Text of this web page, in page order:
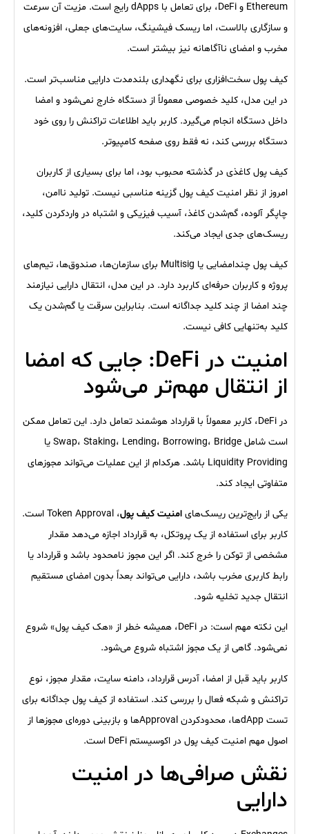
Ethereum و DeFi، برای تعامل با dApps رایج است. مزیت آن سرعت
و سازگاری بالاست، اما ریسک فیشینگ، سایت‌های جعلی، افزونه‌های
مخرب و امضای ناآگاهانه نیز بیشتر است.
کیف پول سخت‌افزاری برای نگهداری بلندمدت دارایی مناسب‌تر است.
در این مدل، کلید خصوصی معمولاً از دستگاه خارج نمی‌شود و امضا
داخل دستگاه انجام می‌گیرد. کاربر باید اطلاعات تراکنش را روی خود
دستگاه بررسی کند، نه فقط روی صفحه کامپیوتر.
کیف پول کاغذی در گذشته محبوب بود، اما برای بسیاری از کاربران
امروز از نظر امنیت کیف پول گزینه مناسبی نیست. تولید ناامن،
چاپگر آلوده، گم‌شدن کاغذ، آسیب فیزیکی و اشتباه در واردکردن کلید،
ریسک‌های جدی ایجاد می‌کند.
کیف پول چندامضایی یا Multisig برای سازمان‌ها، صندوق‌ها، تیم‌های
پروژه و کاربران حرفه‌ای کاربرد دارد. در این مدل، انتقال دارایی نیازمند
چند امضا از چند کلید جداگانه است. بنابراین سرقت یا گم‌شدن یک
کلید به‌تنهایی کافی نیست.
امنیت در DeFi: جایی که امضا
از انتقال مهم‌تر می‌شود
در DeFi، کاربر معمولاً با قرارداد هوشمند تعامل دارد. این تعامل ممکن
است شامل Swap، Staking، Lending، Borrowing، Bridge یا
Liquidity Providing باشد. هرکدام از این عملیات می‌تواند مجوزهای
متفاوتی ایجاد کند.
یکی از رایج‌ترین ریسک‌های امنیت کیف پول
، Token Approval است.
کاربر برای استفاده از یک پروتکل، به قرارداد اجازه می‌دهد مقدار
مشخصی از توکن را خرج کند. اگر این مجوز نامحدود باشد و قرارداد یا
رابط کاربری مخرب باشد، دارایی می‌تواند بعداً بدون امضای مستقیم
انتقال جدید تخلیه شود.
این نکته مهم است: در DeFi، همیشه خطر از «هک کیف پول» شروع
نمی‌شود. گاهی از یک مجوز اشتباه شروع می‌شود.
کاربر باید قبل از امضا، آدرس قرارداد، دامنه سایت، مقدار مجوز، نوع
تراکنش و شبکه فعال را بررسی کند. استفاده از کیف پول جداگانه برای
تست dAppها، محدودکردن Approvalها و بازبینی دوره‌ای مجوزها از
اصول مهم امنیت کیف پول در اکوسیستم DeFi است.
نقش صرافی‌ها در امنیت
دارایی